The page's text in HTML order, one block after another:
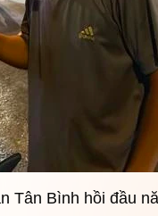
Tân Bình hồi đầu